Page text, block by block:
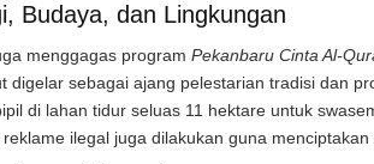
Budaya, dan Lingkungan
menggagas program Pekanbaru Cinta Al-
digelar sebagai ajang pelestarian tradisi dan
di lahan tidur seluas 11 hektare untuk
ilegal juga dilakukan guna menciptakan